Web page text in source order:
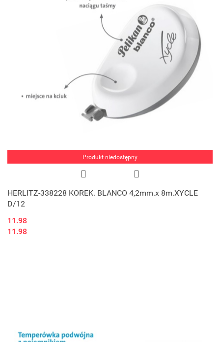
Produkt niedostępny
HERLITZ-338228 KOREK. BLANCO 4,2mm.x 8m.XYCLE
D/12
11.98
11.98